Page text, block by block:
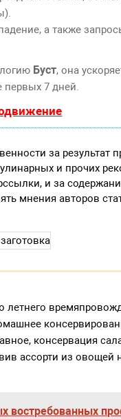
а также
Буст, она
первых 7 дней.
за
и прочих
и за
мнения авторов
летнего
консервация
ассорти из
востребованных